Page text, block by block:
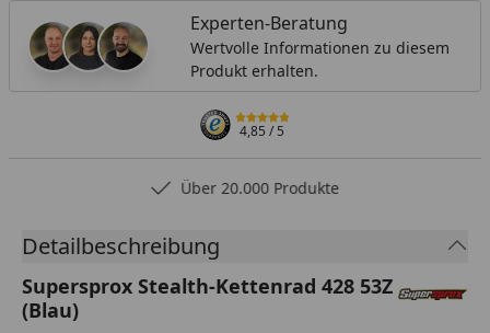
Experten-Beratung
Wertvolle Informationen zu diesem
Produkt erhalten.
4,85/ 5
Über 20.000 Produkte
Detailbeschreibung
Supersprox Stealth-Kettenrad 428 53Z
(Blau)